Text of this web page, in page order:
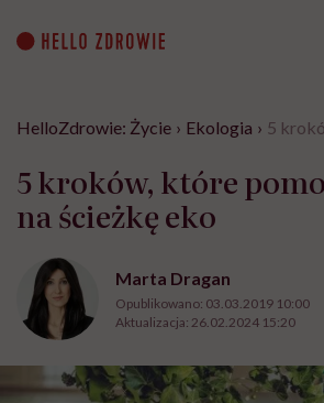
content
HelloZdrowie: Życie › Ekologia › 5
5 kroków, które
na ścieżkę eko
Marta Dragan
Opublikowano: 03.03.2019 10:00
Aktualizacja: 26.02.2024 15:20